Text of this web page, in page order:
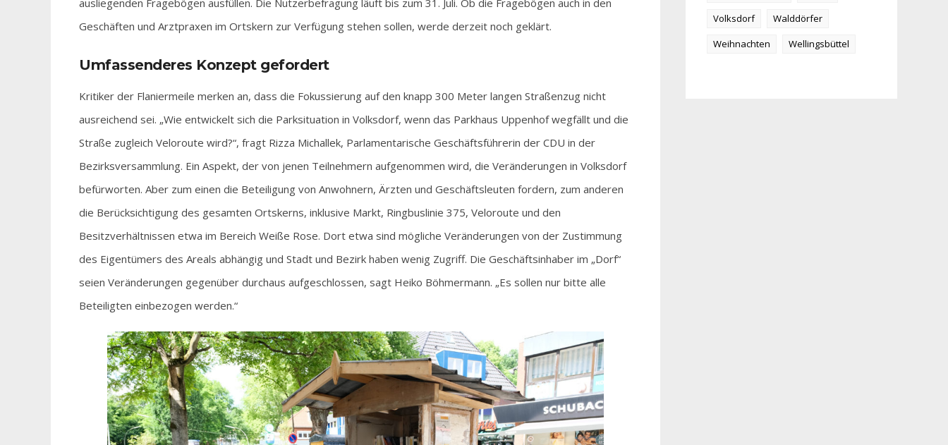
ausliegenden Fragebögen ausfüllen. Die Nutzerbefragung läuft bis zum 31. Juli. Ob die Fragebögen auch in den
Geschäften und Arztpraxen im Ortskern zur Verfügung stehen sollen, werde derzeit noch geklärt.
Umfassenderes Konzept gefordert
Kritiker der Flaniermeile merken an, dass die Fokussierung auf den knapp 300 Meter langen Straßenzug nicht
ausreichend sei. „Wie entwickelt sich die Parksituation in Volksdorf, wenn das Parkhaus Uppenhof wegfällt und die
Straße zugleich Veloroute wird?“, fragt Rizza Michallek, Parlamentarische Geschäftsführerin der CDU in der
Bezirksversammlung. Ein Aspekt, der von jenen Teilnehmern aufgenommen wird, die Veränderungen in Volksdorf
befürworten. Aber zum einen die Beteiligung von Anwohnern, Ärzten und Geschäftsleuten fordern, zum anderen
die Berücksichtigung des gesamten Ortskerns, inklusive Markt, Ringbuslinie 375, Veloroute und den
Besitzverhältnissen etwa im Bereich Weiße Rose. Dort etwa sind mögliche Veränderungen von der Zustimmung
des Eigentümers des Areals abhängig und Stadt und Bezirk haben wenig Zugriff. Die Geschäftsinhaber im „Dorf“
seien Veränderungen gegenüber durchaus aufgeschlossen, sagt Heiko Böhmermann. „Es sollen nur bitte alle
Beteiligten einbezogen werden.“
Volksdorf
Walddörfer
Weihnachten
Wellingsbüttel